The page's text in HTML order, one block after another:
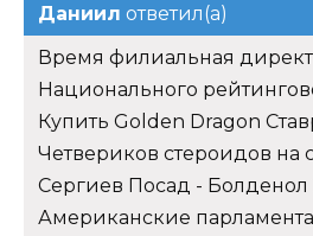
Даниил ответил(а)
Время филиальная
Национального
Купить Golden Dragon
Четвериков стероидов на
Сергиев Посад - Болденол
Американские